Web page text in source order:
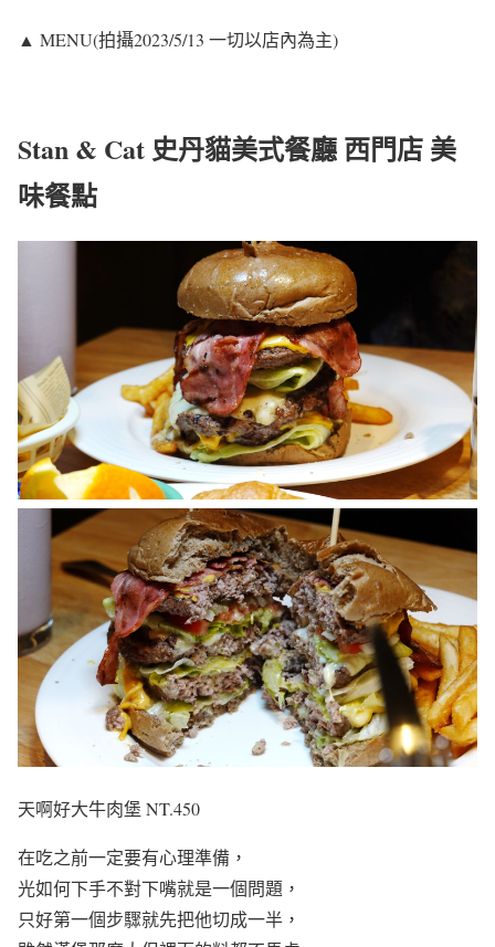
▲ MENU(拍攝2023/5/13 一切以店內為主)
Stan & Cat 史丹貓美式餐廳 西門店 美
味餐點
天啊好大牛肉堡 NT.450
在吃之前一定要有心理準備，
光如何下手不對下嘴就是一個問題，
只好第一個步驟就先把他切成一半，